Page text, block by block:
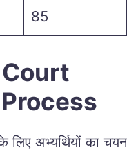
85
लिए अभ्यर्थियों का चयन